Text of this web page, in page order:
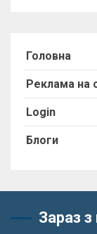
Головна
Реклама на
Login
Блоги
Зараз